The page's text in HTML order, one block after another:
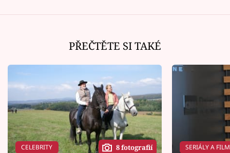
PŘEČTĚTE SI TAKÉ
CELEBRITY 8 fotografií SERIÁLY A